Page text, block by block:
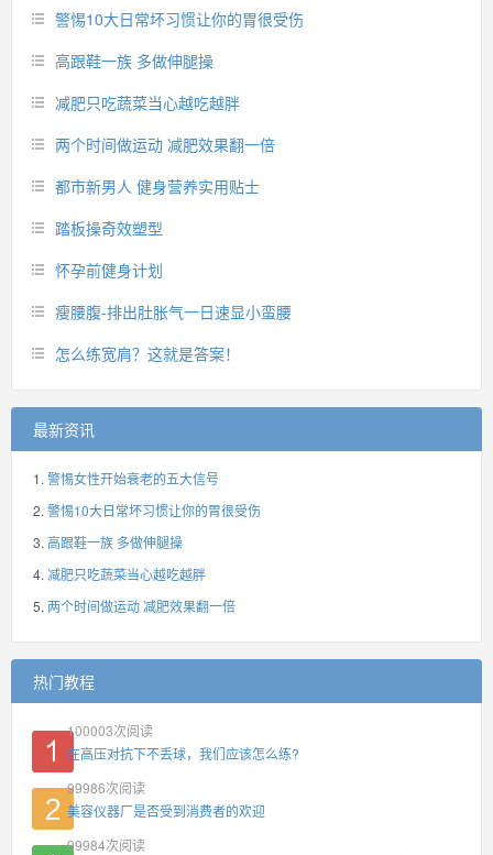
警惕10大日常坏习惯让你的胃很受伤
高跟鞋一族 多做伸腿操
减肥只吃蔬菜当心越吃越胖
两个时间做运动 减肥效果翻一倍
都市新男人 健身营养实用贴士
踏板操奇效塑型
怀孕前健身计划
瘦腰腹-排出肚胀气一日速显小蛮腰
怎么练宽肩？这就是答案！
最新资讯
警惕女性开始衰老的五大信号
警惕10大日常坏习惯让你的胃很受伤
高跟鞋一族 多做伸腿操
减肥只吃蔬菜当心越吃越胖
两个时间做运动 减肥效果翻一倍
热门教程
100003次阅读
在高压对抗下不丢球，我们应该怎么练?
99986次阅读
美容仪器厂是否受到消费者的欢迎
99984次阅读